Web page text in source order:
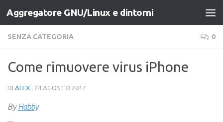
Salta al contenuto
Aggregatore GNU/Linux e dintorni
SENZA CATEGORIA 0
Come rimuovere virus iPhone
DI ALEX · 24 AGOSTO 2017
ByHabby